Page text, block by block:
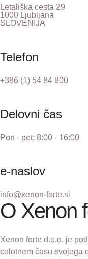
Letališka cesta 29
1000 Ljubljana
SLOVENIJA
Telefon
+386 (1) 54 84 800
Delovni čas
Pon - pet: 8:00 - 16:00
e-naslov
info@xenon-forte.si
O Xenon
Xenon forte d.o.o. je
celotnem času svojega